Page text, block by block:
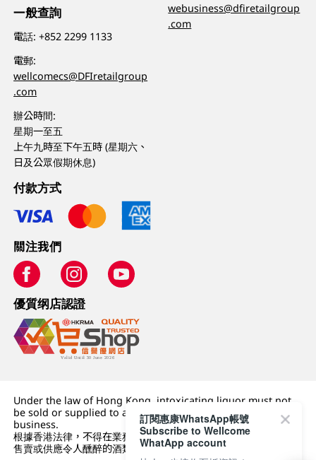
一般查詢
電話:+852 2299 1133
電郵:
wellcomecs@DFIretailgroup
.com
辦公時間:
星期一至五
上午九時至下午五時 (星期六、
日及公眾假期休息)
webusiness@dfiretailgroup
.com
付款方式
關注我們
優質纲店認證
Under the law of Hong Kong, intoxicating liquor must not
be sold or supplied to a minor (under 18) in the course of
business.
根據香港法律，不得在業務過程中，向未成年人 (18 歲以下人士)
售賣或供應令人醺醉的酒類。
訂閱惠康WhatsApp帳號
Subscribe to Wellcome
WhatApp account